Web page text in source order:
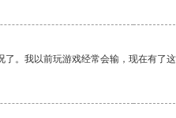
。我以前玩游戏经常会输，现在有了